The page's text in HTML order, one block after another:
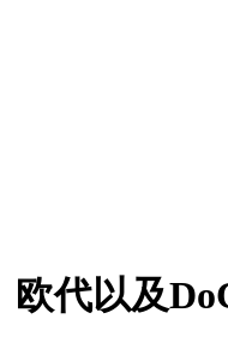
代以及